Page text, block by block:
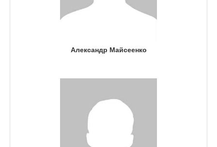
Александр Майсеенко